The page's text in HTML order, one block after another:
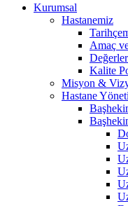
Kurumsal
Hastanemiz
Amaç
Kalite
Misyon &
Hastane